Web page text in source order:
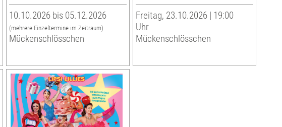
10.10.2026 bis 05.12.2026
(mehrere Einzeltermine im Zeitraum)
Mückenschlösschen
Freitag, 23.10.2026 | 19:00
Uhr
Mückenschlösschen